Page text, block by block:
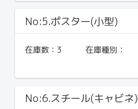
No:5.ポスター(小型)
在庫数： 3 在庫種別：
No:6.スチール(キャビネ)